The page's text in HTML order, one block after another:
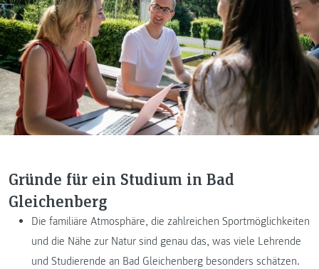
Gründe für ein Studium in Bad
Gleichenberg
Die familiäre Atmosphäre, die zahlreichen Sportmöglichkeiten
und die Nähe zur Natur sind genau das, was viele Lehrende
und Studierende an Bad Gleichenberg besonders schätzen.